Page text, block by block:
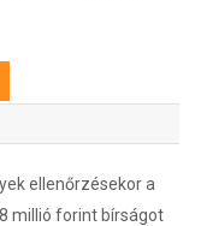
ellenőrzésekor a
millió forint bírságot